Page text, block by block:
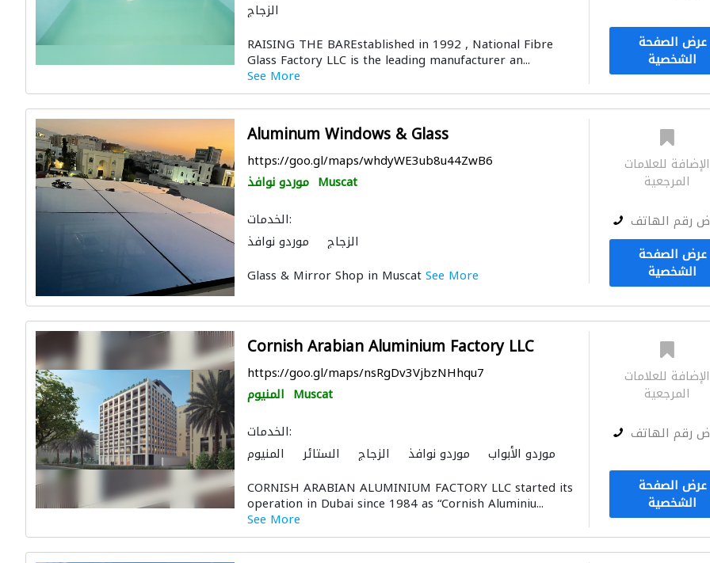
الزجاج
RAISING THE BAREstablished in 1992 , National Fibre
Glass Factory LLC is the leading manufacturer an...
See More
عرض الصفحة
الشخصية
Aluminum Windows & Glass
https://goo.gl/maps/whdyWE3ub8u44ZwB6
موردو نوافذ Muscat
الخدمات:
موردو نوافذ
الزجاج
Glass & Mirror Shop in MuscatSee More
الإضافة للعلامات
المرجعية
رقم الهاتف
عرض الصفحة
الشخصية
Cornish Arabian Aluminium Factory LLC
https://goo.gl/maps/nsRgDv3VjbzNHhqu7
المنيوم Muscat
الخدمات:
المنيوم
الستائر الزجاج موردو نوافذ
موردو الأبواب
CORNISH ARABIAN ALUMINIUM FACTORY LLC started its
operation in Dubai since 1984 as “Cornish Aluminiu...
See More
الإضافة للعلامات
المرجعية
رقم الهاتف
عرض الصفحة
الشخصية